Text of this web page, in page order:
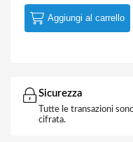
Aggiungi al carrello
Sicurezza
Tutte le transazioni
cifrata.